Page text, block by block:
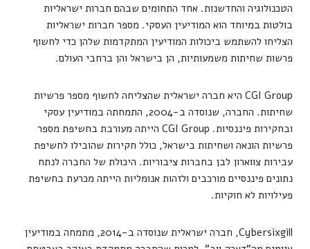
הטכנולוגיה והחדשנות. אחד התחומים שבהם חברות ישראליות
בולטות במיוחד הוא המודיעין העסקי. מספר חברות ישראליות
הצליחו להשתמש ביכולות המודיעין המתקדמות שלהן כדי לחשוף
פרשות שחיתות משמעותיות, הן בישראל והן ברחבי העולם.
CGI Group היא חברה ישראלית שהצליחה לחשוף מספר פרשיות
שחיתות. החברה, שנוסדה ב-2004, התמחתה במודיעין עסקי
ובחקירות פיננסיות. CGI Group הייתה מעורבת בחשיפת מספר
פרשיות הונאה ושחיתות בישראל, כולל חקירות שהובילו לחשיפת
עבירות צווארון לבן בחברות ציבוריות. היכולת של החברה לנתח
נתונים פיננסיים מורכבים ולזהות אנומליות הייתה מכרעת בחשיפת
פעילויות לא חוקיות.
Cybersixgill, חברה ישראלית שנוסדה ב-2014, מתמחה במודיעין